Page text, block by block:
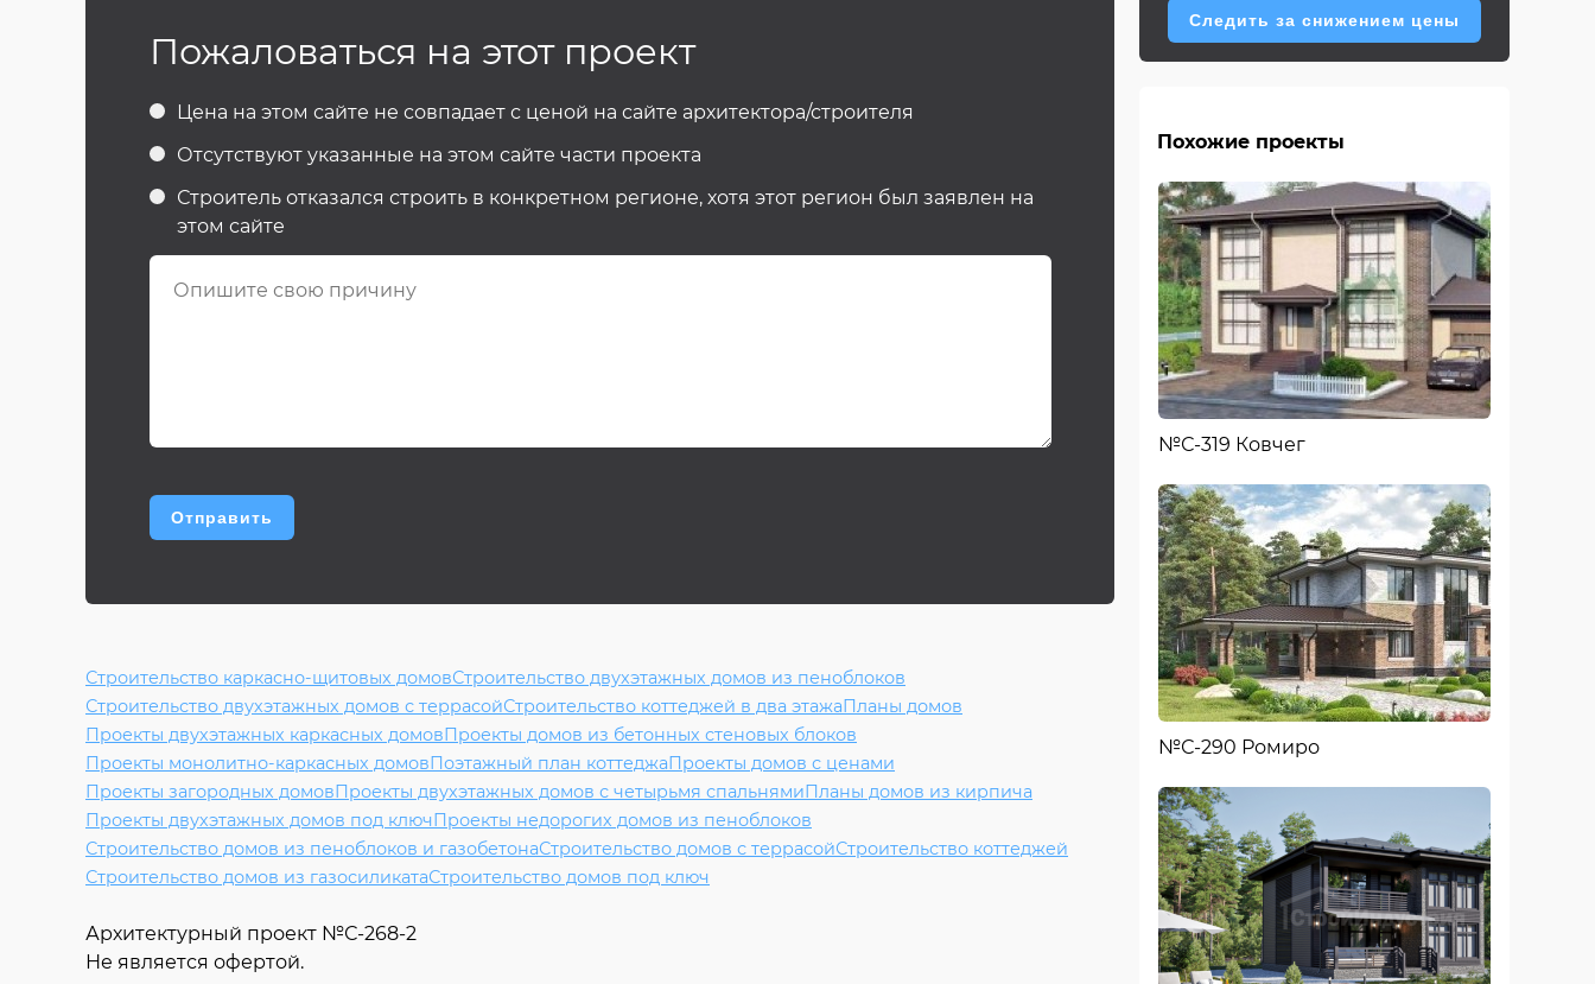
Пожаловаться на этот проект
Цена на этом сайте не совпадает с ценой на сайте архитектора/строителя
Отсутствуют указанные на этом сайте части проекта
Строитель отказался строить в конкретном регионе, хотя этот регион был заявлен на
этом сайте
Строительство каркасно-щитовых домовСтроительство двухэтажных домов из пеноблоков
Строительство двухэтажных домов с террасойСтроительство коттеджей в два этажаПланы домов
Проекты двухэтажных каркасных домовПроекты домов из бетонных стеновых блоков
Проекты монолитно-каркасных домовПоэтажный план коттеджаПроекты домов с ценами
Проекты загородных домовПроекты двухэтажных домов с четырьмя спальнямиПланы домов из кирпича
Проекты двухэтажных домов под ключПроекты недорогих домов из пеноблоков
Строительство домов из пеноблоков и газобетонаСтроительство домов с террасойСтроительство коттеджей
Строительство домов из газосиликатаСтроительство домов под ключ
Архитектурный проект №С-268-2
Не является офертой.
Следить за снижением цены
Похожие проекты
№С-319 Ковчег
№С-290 Ромиро